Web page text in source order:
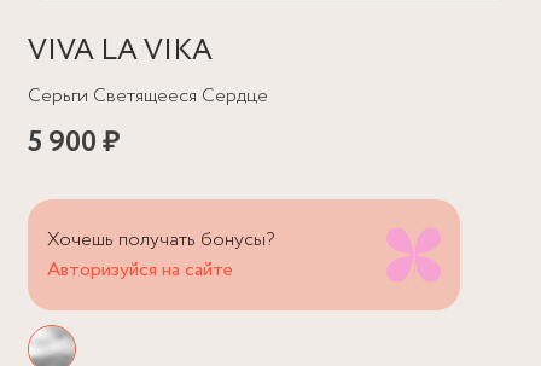
VIVA LA VIKA
Серьги Светящееся Сердце
5 900 ₽
Хочешь получать бонусы?
Авторизуйся на сайте